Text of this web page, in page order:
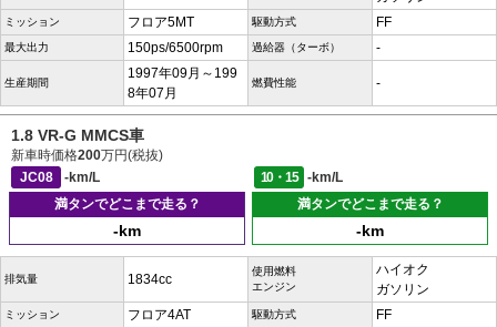
ミッション フロア5MT 駆動方式 FF
最大出力 150ps/6500rpm 過給器（ターボ） -
生産期間
1997年09月～199
8年07月
燃費性能 -
1.8 VR-G MMCS車
新車時価格200万円(税抜)
JC08
-km/L 10・15
-km/L
満タンでどこまで走る？
-km
満タンでどこまで走る？
-km
排気量 1834cc
使用燃料
エンジン
ハイオク
ガソリン
ミッション フロア4AT 駆動方式 FF